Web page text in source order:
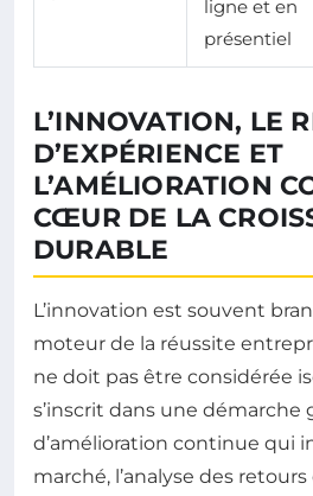
ligne et en
présentiel
L’INNOVATION, LE
D’EXPÉRIENCE ET
L’AMÉLIORATION
CŒUR DE LA
DURABLE
L’innovation est souvent
moteur de la réussite
ne doit pas être considérée
s’inscrit dans une démarche
d’amélioration continue qui
marché, l’analyse des